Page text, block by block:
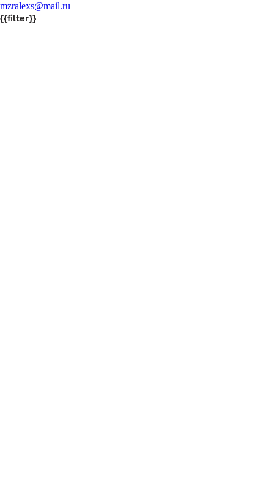
mzralexs@mail.ru
{{filter}}